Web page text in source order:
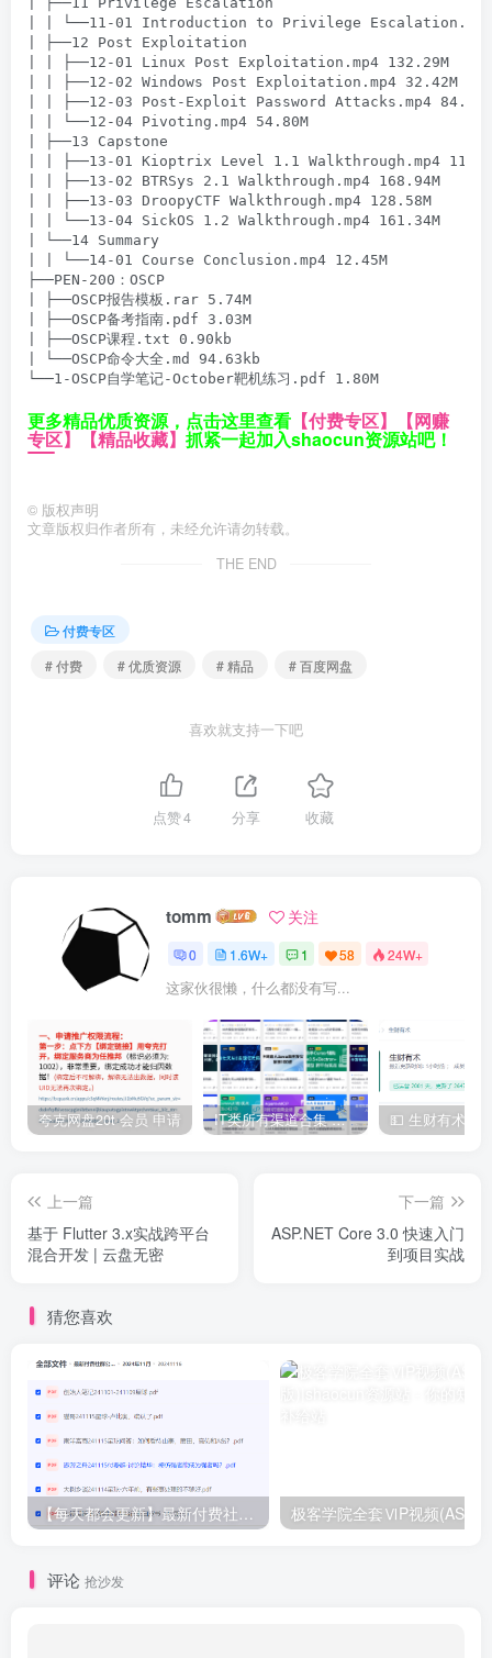
| | └──11-01 Introduction to Privilege Escalation.mp4
| ├──12 Post Exploitation
| | ├──12-01 Linux Post Exploitation.mp4 132.29M
| | ├──12-02 Windows Post Exploitation.mp4 32.42M
| | ├──12-03 Post-Exploit Password Attacks.mp4 84.79M
| | └──12-04 Pivoting.mp4 54.80M
| ├──13 Capstone
| | ├──13-01 Kioptrix Level 1.1 Walkthrough.mp4
| | ├──13-02 BTRSys 2.1 Walkthrough.mp4 168.94M
| | ├──13-03 DroopyCTF Walkthrough.mp4 128.58M
| | └──13-04 SickOS 1.2 Walkthrough.mp4 161.34M
| └──14 Summary
| | └──14-01 Course Conclusion.mp4 12.45M
├──PEN-200：OSCP
| ├──OSCP报告模板.rar 5.74M
| ├──OSCP备考指南.pdf 3.03M
| ├──OSCP课程.txt 0.90kb
| └──OSCP命令大全.md 94.63kb
└──1-OSCP自学笔记-October靶机练习.pdf 1.80M
更多精品优质资源，点击这里查看 【付费专区】 【网赚
专区】 【精品收藏】 抓紧一起加入shaocun资源站吧！
© 版权声明
文章版权归作者所有，未经允许请勿转载。
THE END
付费专区
# 付费
# 优质资源 # 精品 # 百度网盘
喜欢就支持一下吧
点赞4 分享 收藏
tomm 关注
0 1.6W+ 1 58 24W+
这家伙很懒，什么都没有写...
夸克网盘20t 会员 申请 IT类所有渠道合集 持续日更，目前近四千多条资源 年费用户微信私信获取权限
上一篇
基于 Flutter 3.x实战跨平台
混合开发 | 云盘无密
下一篇
ASP.NET Core 3.0 快速入门
到项目实战
猜您喜欢
【每天都会更新】最新付费社群公众号文章 极客学院全套ⅥP视频(AS版)
评论 抢沙发